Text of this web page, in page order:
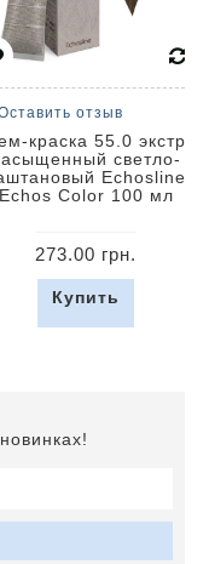
отзыв
краска 55.0 экстра
светло-
Echosline
Echos Color 100 мл
273.00 грн.
Купить